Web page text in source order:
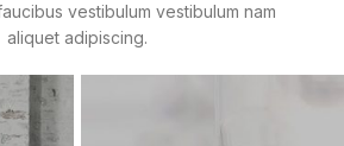
vestibulum vestibulum nam
aliquet adipiscing.